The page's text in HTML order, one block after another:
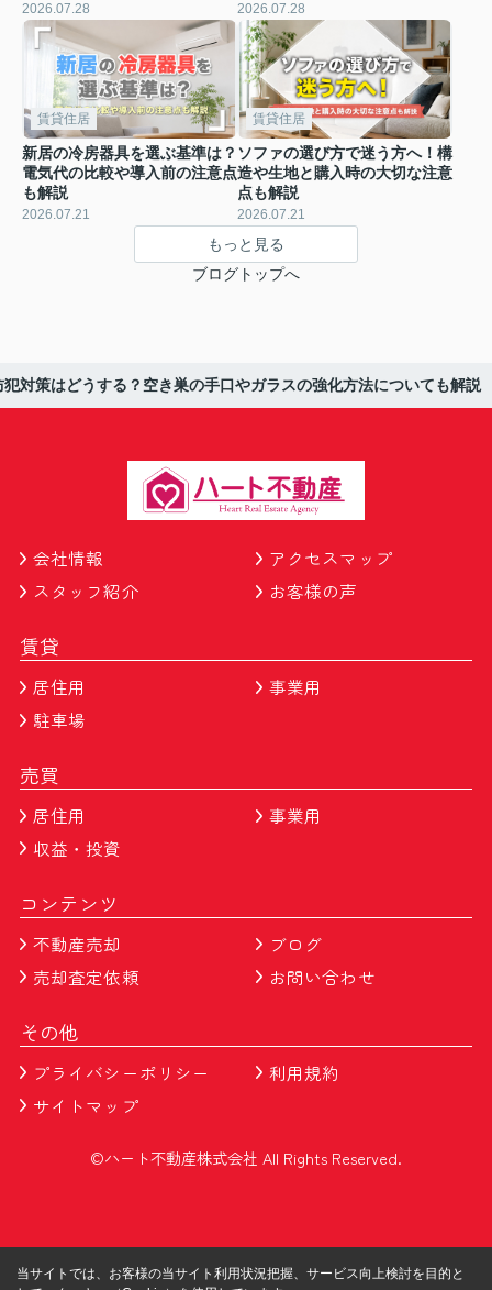
2026.07.28 2026.07.28
賃貸住居
新居の冷房器具を選ぶ基準は？
電気代の比較や導入前の注意点
も解説
2026.07.21
賃貸住居
ソファの選び方で迷う方へ！構
造や生地と購入時の大切な注意
点も解説
2026.07.21
もっと見る
ブログトップへ
犯対策はどうする？空き巣の手口やガラスの強化方法についても解説
会社情報
アクセスマップ
スタッフ紹介
お客様の声
賃貸
居住用
事業用
駐車場
売買
居住用
事業用
収益・投資
コンテンツ
不動産売却
ブログ
売却査定依頼
お問い合わせ
その他
プライバシーポリシー
利用規約
サイトマップ
©ハート不動産株式会社 All Rights Reserved.
当サイトでは、お客様の当サイト利用状況把握、サービス向上検討を目的と